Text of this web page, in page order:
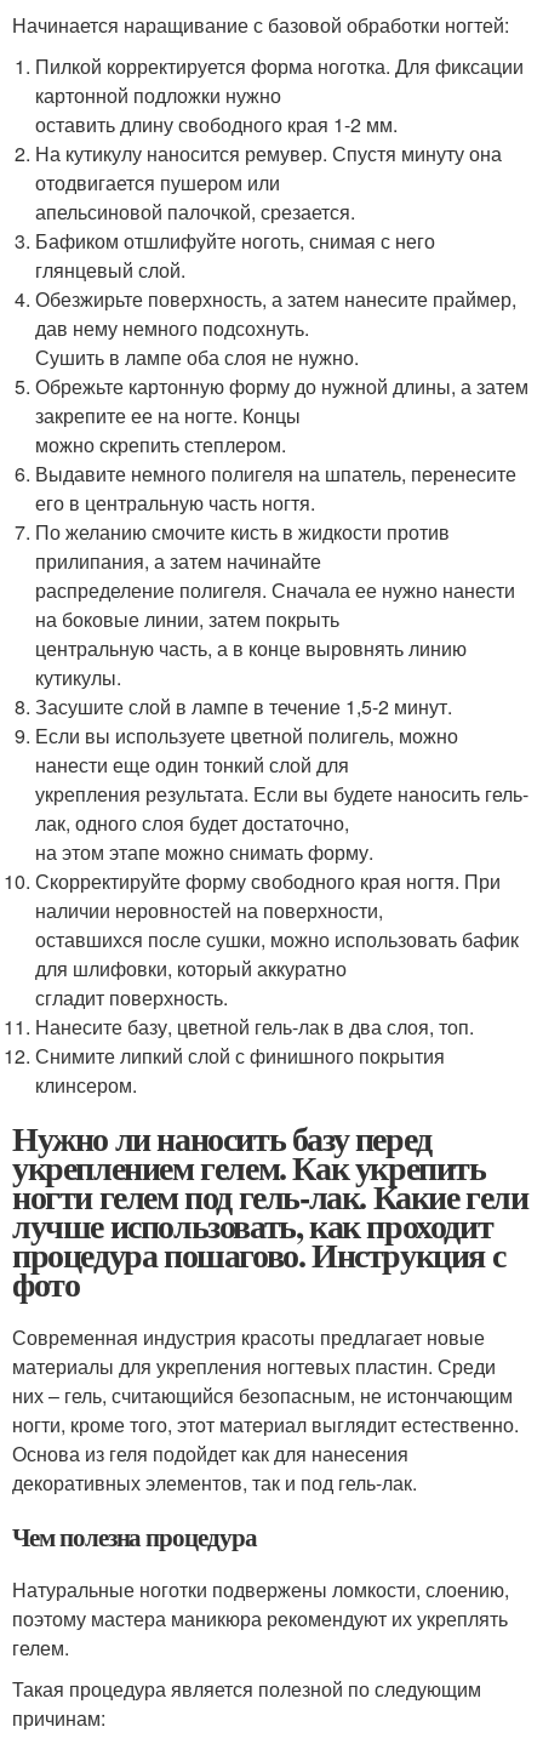
Начинается наращивание с базовой обработки ногтей:
Пилкой корректируется форма ноготка. Для фиксации
картонной подложки нужно
оставить длину свободного края 1-2 мм.
На кутикулу наносится ремувер. Спустя минуту она
отодвигается пушером или
апельсиновой палочкой, срезается.
Бафиком отшлифуйте ноготь, снимая с него
глянцевый слой.
Обезжирьте поверхность, а затем нанесите праймер,
дав нему немного подсохнуть.
Сушить в лампе оба слоя не нужно.
Обрежьте картонную форму до нужной длины, а затем
закрепите ее на ногте. Концы
можно скрепить степлером.
Выдавите немного полигеля на шпатель, перенесите
его в центральную часть ногтя.
По желанию смочите кисть в жидкости против
прилипания, а затем начинайте
распределение полигеля. Сначала ее нужно нанести
на боковые линии, затем покрыть
центральную часть, а в конце выровнять линию
кутикулы.
Засушите слой в лампе в течение 1,5-2 минут.
Если вы используете цветной полигель, можно
нанести еще один тонкий слой для
укрепления результата. Если вы будете наносить гель-
лак, одного слоя будет достаточно,
на этом этапе можно снимать форму.
Скорректируйте форму свободного края ногтя. При
наличии неровностей на поверхности,
оставшихся после сушки, можно использовать бафик
для шлифовки, который аккуратно
сгладит поверхность.
Нанесите базу, цветной гель-лак в два слоя, топ.
Снимите липкий слой с финишного покрытия
клинсером.
Нужно ли наносить базу перед
укреплением гелем. Как укрепить
ногти гелем под гель-лак. Какие гели
лучше использовать, как проходит
процедура пошагово. Инструкция с
фото
Современная индустрия красоты предлагает новые
материалы для укрепления ногтевых пластин. Среди
них – гель, считающийся безопасным, не истончающим
ногти, кроме того, этот материал выглядит естественно.
Основа из геля подойдет как для нанесения
декоративных элементов, так и под гель-лак.
Чем полезна процедура
Натуральные ноготки подвержены ломкости, слоению,
поэтому мастера маникюра рекомендуют их укреплять
гелем.
Такая процедура является полезной по следующим
причинам: